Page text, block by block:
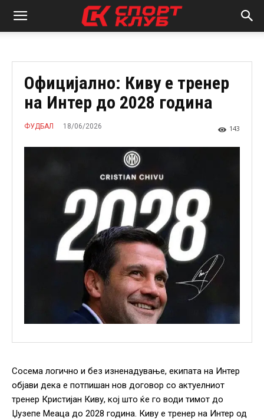
Официјално: Киву е тренер
на Интер до 2028 година
ФУДБАЛ 18/06/2026 143
Сосема логично и без изненадување, екипата на Интер
објави дека е потпишан нов договор со актуелниот
тренер Кристијан Киву, кој што ќе го води тимот до
Џузепе Меаца до 2028 година. Киву е тренер на Интер од